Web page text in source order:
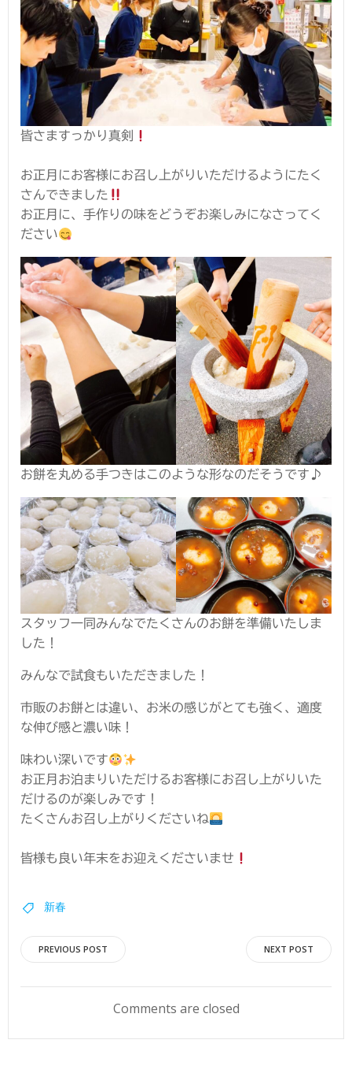
皆さますっかり真剣
お正月にお客様にお召し上がりいただけるようにたく
さんできました
お正月に、手作りの味をどうぞお楽しみになさってく
ださい
お餅を丸める手つきはこのような形なのだそうです♪
スタッフ一同みんなでたくさんのお餅を準備いたしま
した！
みんなで試食もいただきました！
市販のお餅とは違い、お米の感じがとても強く、適度
な伸び感と濃い味！
味わい深いです
お正月お泊まりいただけるお客様にお召し上がりいた
だけるのが楽しみです！
たくさんお召し上がりくださいね
皆様も良い年末をお迎えくださいませ
新春
投
稿
ナ
PREVIOUS POST
稿
ナ
NEXT POST
Comments are closed